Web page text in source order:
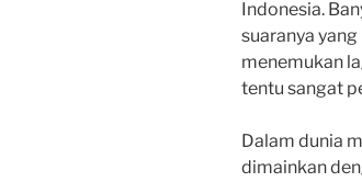
Indonesia.
suaranya
menemukan
tentu sangat
Dalam dunia
dimainkan